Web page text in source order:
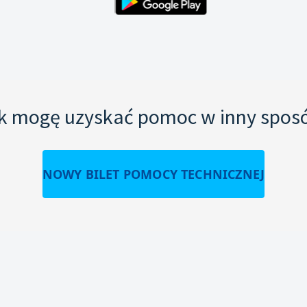
mogę uzyskać pomoc w inny
NOWY BILET POMOCY TECHNICZNEJ